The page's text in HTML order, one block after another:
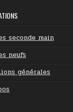
seconde main
neufs
générales